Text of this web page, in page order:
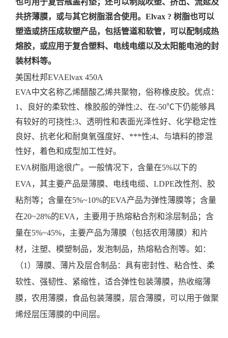
也可用于复合瓶盖衬垫；还可以制成吹塑、挤出、流延及
共挤薄膜，或与其它树脂混合使用。 Elvax ? 树脂也可以
塑造或挤压成软塑产品，包括管道和软管，可以配制成热
熔胶，或应用于复合塑料、电线电缆以及太阳能电池的封
装材料等。
美国杜邦EVAElvax 450A
EVA中文名称乙烯醋酸乙烯共聚物，俗称橡皮胶。优点：
1、良好的柔软性、橡胶般的弹性;2、在-50℃下仍能够具
有较好的可挠性;3、透明性和表面光泽性好、化学稳定性
良好、抗老化和耐臭氧强度好、***性;4、与填料的掺混
性好，着色和成型加工性好。
EVA树脂用途很广。一般情况下，含量在5%以下的
EVA，其主要产品是薄膜、电线电缆、LDPE改性剂、胶
粘剂等；含量在5%~10%的EVA产品为弹性薄膜等；含量
在20~28%的EVA，主要用于热熔粘合剂和涂层制品；含
量在5%~45%，主要产品为薄膜（包括农用薄膜）和片
材，注塑、模塑制品，发泡制品，热熔粘合剂等。如：
（1）薄膜、薄片及层合制品：具有密封性、粘合性、柔
软性、强韧性、紧缩性，适合弹性包装薄膜，热收缩薄
膜，农用薄膜，食品包装薄膜，层合薄膜，可以用于做聚
烯烃层压薄膜的中间层。